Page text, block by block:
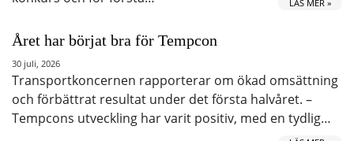
LÄS MER »
Året har börjat bra för Tempcon
30 juli, 2026
Transportkoncernen rapporterar om ökad omsättning
och förbättrat resultat under det första halvåret. –
Tempcons utveckling har varit positiv, med en tydlig…